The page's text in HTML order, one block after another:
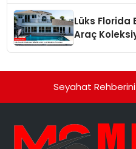
Lüks Florida
Araç
Seyahat